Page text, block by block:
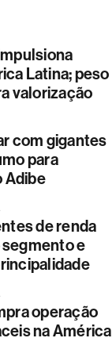
Latina; peso
valorização
com gigantes
para
Adibe
de renda
e
operação
na América